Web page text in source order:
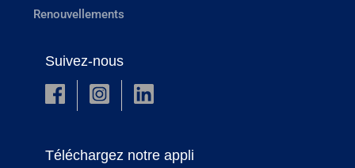
Renouvellements
Suivez-nous
Téléchargez notre appli